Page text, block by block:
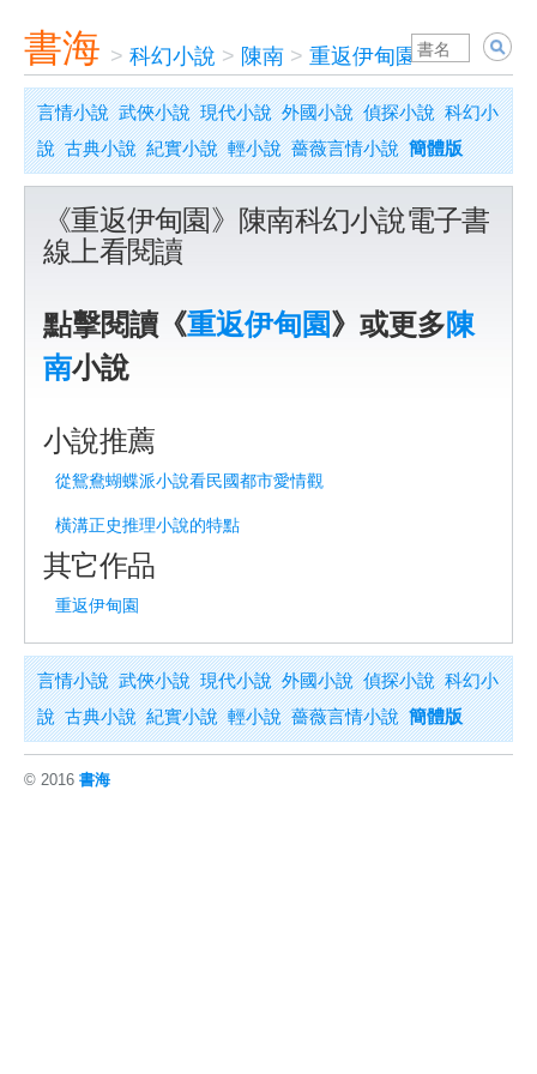
書海 > 科幻小說 > 陳南 > 重返伊甸園
言情小說 武俠小說 現代小說 外國小說 偵探小說 科幻小
說 古典小說 紀實小說 輕小說 薔薇言情小說 簡體版
《重返伊甸園》陳南科幻小說電子書
線上看閱讀
點擊閱讀《重返伊甸園》或更多陳
南小說
小說推薦
從鴛鴦蝴蝶派小說看民國都市愛情觀
橫溝正史推理小說的特點
其它作品
重返伊甸園
言情小說 武俠小說 現代小說 外國小說 偵探小說 科幻小
說 古典小說 紀實小說 輕小說 薔薇言情小說 簡體版
© 2016 書海